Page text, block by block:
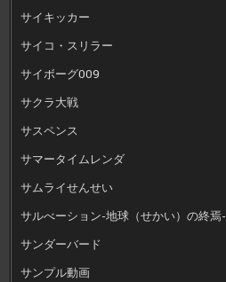
サイキッカー
サイコ・スリラー
サイボーグ009
サクラ大戦
サスペンス
サマータイムレンダ
サムライせんせい
サルべーション-地球（せかい）の終焉-
サンダーバード
サンプル動画